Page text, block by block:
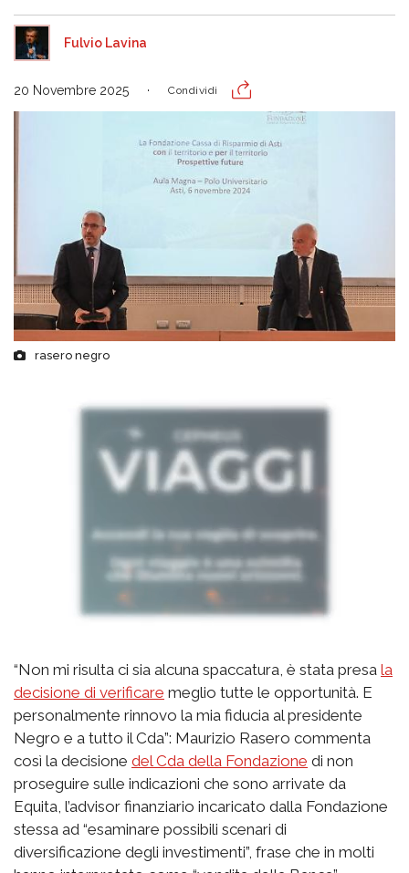
Fulvio Lavina
20 Novembre 2025 Condividi
rasero negro
“Non mi risulta ci sia alcuna spaccatura, è stata presa la
decisione di verificare meglio tutte le opportunità. E
personalmente rinnovo la mia fiducia al presidente
Negro e a tutto il Cda”: Maurizio Rasero commenta
così la decisione del Cda della Fondazione di non
proseguire sulle indicazioni che sono arrivate da
Equita, l’advisor finanziario incaricato dalla Fondazione
stessa ad “esaminare possibili scenari di
diversificazione degli investimenti”, frase che in molti